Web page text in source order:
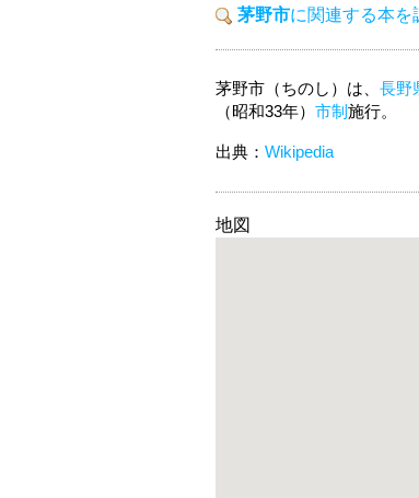
茅野市に関連する本を
茅野市（ちのし）は、 長野
（昭和33年） 市制 施行。
出典： Wikipedia
地図